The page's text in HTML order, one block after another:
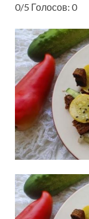
0/5 Голосов: 0